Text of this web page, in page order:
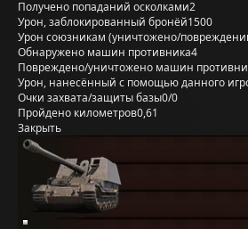
Получено попаданий осколками2
Урон, заблокированный бронёй1500
Урон союзникам (уничтожено/
Обнаружено машин противника4
Повреждено/уничтожено машин
Урон, нанесённый с помощью данного
Очки захвата/защиты базы0/0
Пройдено километров0,61
Закрыть